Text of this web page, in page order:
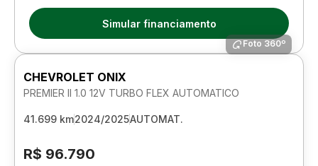
Simular financiamento
Foto 360º
CHEVROLET ONIX
PREMIER II 1.0 12V TURBO FLEX AUTOMATICO
41.699 km2024/2025AUTOMAT.
R$ 96.790